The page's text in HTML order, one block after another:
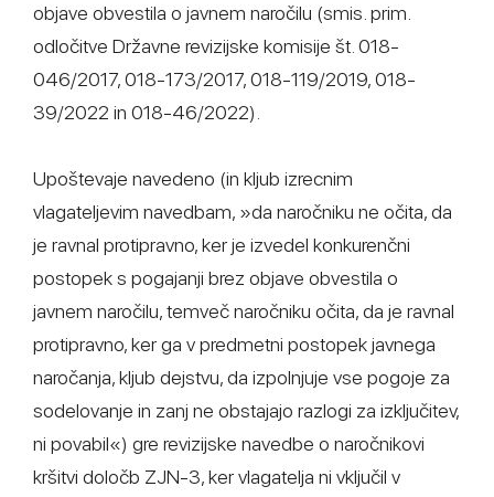
objave obvestila o javnem naročilu (smis. prim.
odločitve Državne revizijske komisije št. 018-
046/2017, 018-173/2017, 018-119/2019, 018-
39/2022 in 018-46/2022).
Upoštevaje navedeno (in kljub izrecnim
vlagateljevim navedbam, »da naročniku ne očita, da
je ravnal protipravno, ker je izvedel konkurenčni
postopek s pogajanji brez objave obvestila o
javnem naročilu, temveč naročniku očita, da je ravnal
protipravno, ker ga v predmetni postopek javnega
naročanja, kljub dejstvu, da izpolnjuje vse pogoje za
sodelovanje in zanj ne obstajajo razlogi za izključitev,
ni povabil«) gre revizijske navedbe o naročnikovi
kršitvi določb ZJN-3, ker vlagatelja ni vključil v